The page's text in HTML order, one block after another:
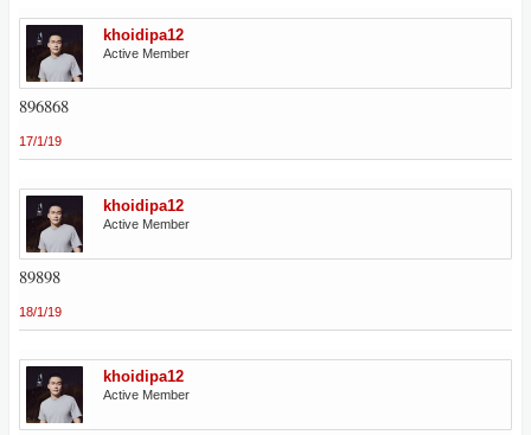
khoidipa12
Active Member
896868
17/1/19
khoidipa12
Active Member
89898
18/1/19
khoidipa12
Active Member